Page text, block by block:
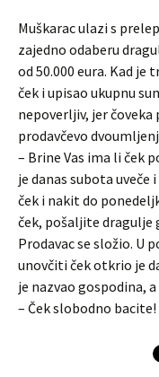
Muškarac ulazi s
zajedno odaberu
od 50.000 eura. Kad
ček i upisao ukupnu
nepoverljiv, jer čoveka
prodavčevo
– Brine Vas ima li ček
je danas subota uveče
ček i nakit do
ček, pošaljite dragulje
Prodavac se složio. U
unovčiti ček otkrio je
je nazvao gospodina,
– Ček slobodno bacite!